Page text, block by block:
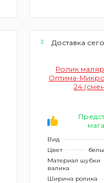
Доставка
Ролик
Оптима-
24
Вид
Цвет
Материал шубки
валика
Ширина ролика